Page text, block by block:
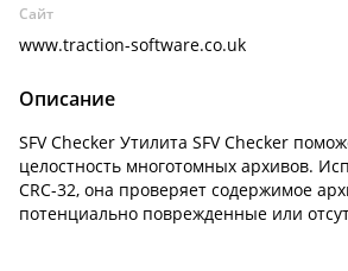
Сайт
www.traction-software.co.uk
Описание
SFV Checker Утилита SFV Checker
целостность многотомных архивов.
CRC-32, она проверяет содержимое
потенциально поврежденные или